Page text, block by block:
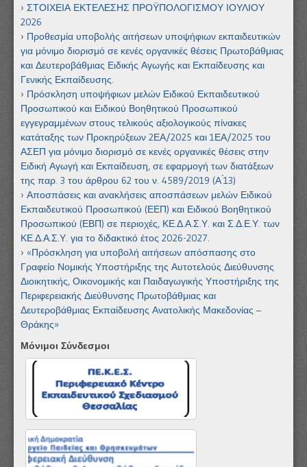
ΣΤΟΙΧΕΙΑ ΕΚΤΕΛΕΣΗΣ ΠΡΟΫΠΟΛΟΓΙΣΜΟΥ ΙΟΥΛΙΟΥ
2026
Προθεσμία υποβολής αιτήσεων υποψήφιων εκπαιδευτικών
για μόνιμο διορισμό σε κενές οργανικές θέσεις Πρωτοβάθμιας
και Δευτεροβάθμιας Ειδικής Αγωγής και Εκπαίδευσης και
Γενικής Εκπαίδευσης.
Πρόσκληση υποψήφιων μελών Ειδικού Εκπαιδευτικού
Προσωπικού και Ειδικού Βοηθητικού Προσωπικού
εγγεγραμμένων στους τελικούς αξιολογικούς πίνακες
κατάταξης των Προκηρύξεων 2ΕΑ/2025 και 1ΕΑ/2025 του
ΑΣΕΠ για μόνιμο διορισμό σε κενές οργανικές θέσεις στην
Ειδική Αγωγή και Εκπαίδευση, σε εφαρμογή των διατάξεων
της παρ. 3 του άρθρου 62 του ν. 4589/2019 (Α ́13)
Αποσπάσεις και ανακλήσεις αποσπάσεων μελών Ειδικού
Εκπαιδευτικού Προσωπικού (ΕΕΠ) και Ειδικού Βοηθητικού
Προσωπικού (ΕΒΠ) σε περιοχές, ΚΕ.Δ.Α.Σ.Υ. και Σ.Δ.Ε.Υ. των
ΚΕ.Δ.Α.Σ.Υ. για το διδακτικό έτος 2026-2027.
«Πρόσκληση για υποβολή αιτήσεων απόσπασης στο
Γραφείο Νομικής Υποστήριξης της Αυτοτελούς Διεύθυνσης
Διοικητικής, Οικονομικής και Παιδαγωγικής Υποστήριξης της
Περιφερειακής Διεύθυνσης Πρωτοβάθμιας και
Δευτεροβάθμιας Εκπαίδευσης Ανατολικής Μακεδονίας –
Θράκης»
Μόνιμοι Σύνδεσμοι